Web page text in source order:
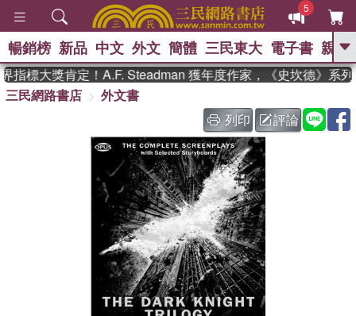
5
GO
The Odyssey 、 父親節 、 如果歷
史是一群喵 、 暑期推薦 、 國際布克
獎 臺灣漫遊錄 、 方念華
登輝時代 、 數學女孩：黎曼猜想
偉大的迷走神經
暢銷榜 新品 中文 外文 簡體 三民東大 電子書 親子
標大獎肯定！A.F. Steadman 獲年度作家，《史坎德》系列
三民網路書店
外文書
列印
評論